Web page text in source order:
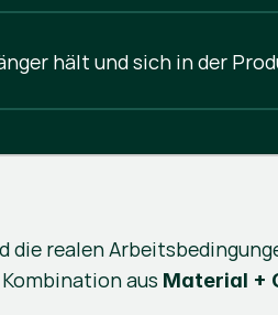
hält und sich in der
realen
aus Material +